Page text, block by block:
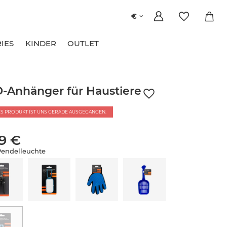
€
KINDER OUTLET
Anhänger für Haustiere
PRODUKT IST UNS GERADE AUSGEGANGEN.
€